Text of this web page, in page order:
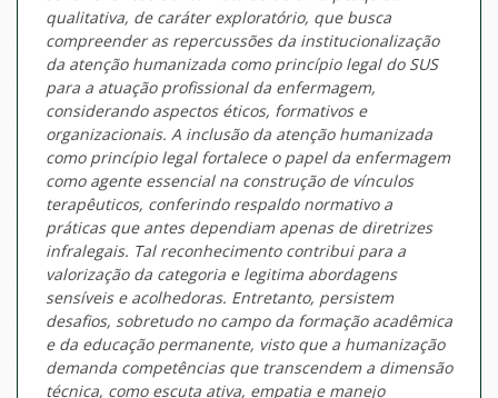
qualitativa, de caráter exploratório, que busca
compreender as repercussões da institucionalização
da atenção humanizada como princípio legal do SUS
para a atuação profissional da enfermagem,
considerando aspectos éticos, formativos e
organizacionais. A inclusão da atenção humanizada
como princípio legal fortalece o papel da enfermagem
como agente essencial na construção de vínculos
terapêuticos, conferindo respaldo normativo a
práticas que antes dependiam apenas de diretrizes
infralegais. Tal reconhecimento contribui para a
valorização da categoria e legitima abordagens
sensíveis e acolhedoras. Entretanto, persistem
desafios, sobretudo no campo da formação acadêmica
e da educação permanente, visto que a humanização
demanda competências que transcendem a dimensão
técnica, como escuta ativa, empatia e manejo